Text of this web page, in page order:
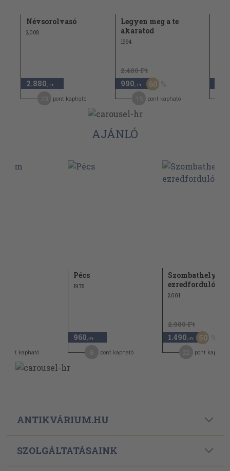
Névsorolvasó
2008
2.880 ,-Ft
pont kapható
Legyen meg a te
akaratod
1994
2.480 Ft
990 ,-Ft 60
pont kapható
AJÁNLÓ
pont kapható
Pécs
1975
960 ,-Ft
pont kapható
Szombathely az
ezredfordulón
2001
2.980 Ft
1.490 ,-Ft 50
pont kapható
ANTIKVÁRIUM.HU
SZOLGÁLTATÁSAINK